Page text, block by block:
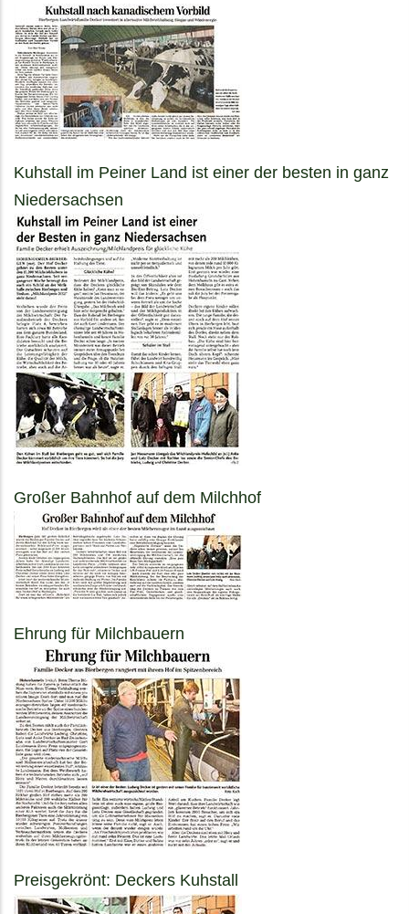
Kuhstall im Peiner Land ist einer der besten in ganz
Niedersachsen
Großer Bahnhof auf dem Milchhof
Ehrung für Milchbauern
Preisgekrönt: Deckers Kuhstall